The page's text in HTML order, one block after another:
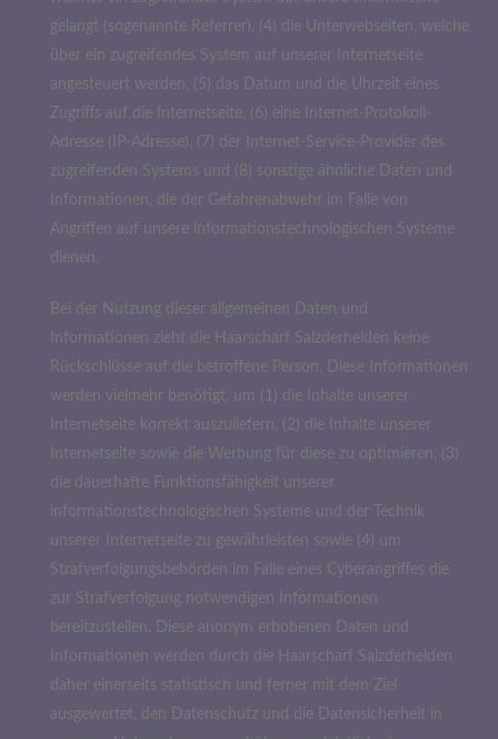
gelangt (sogenannte Referrer), (4) die Unterwebseiten, welche
über ein zugreifendes System auf unserer Internetseite
angesteuert werden, (5) das Datum und die Uhrzeit eines
Zugriffs auf die Internetseite, (6) eine Internet-Protokoll-
Adresse (IP-Adresse), (7) der Internet-Service-Provider des
zugreifenden Systems und (8) sonstige ähnliche Daten und
Informationen, die der Gefahrenabwehr im Falle von
Angriffen auf unsere informationstechnologischen Systeme
dienen.
Bei der Nutzung dieser allgemeinen Daten und
Informationen zieht die Haarscharf Salzderhelden keine
Rückschlüsse auf die betroffene Person. Diese Informationen
werden vielmehr benötigt, um (1) die Inhalte unserer
Internetseite korrekt auszuliefern, (2) die Inhalte unserer
Internetseite sowie die Werbung für diese zu optimieren, (3)
die dauerhafte Funktionsfähigkeit unserer
informationstechnologischen Systeme und der Technik
unserer Internetseite zu gewährleisten sowie (4) um
Strafverfolgungsbehörden im Falle eines Cyberangriffes die
zur Strafverfolgung notwendigen Informationen
bereitzustellen. Diese anonym erhobenen Daten und
Informationen werden durch die Haarscharf Salzderhelden
daher einerseits statistisch und ferner mit dem Ziel
ausgewertet, den Datenschutz und die Datensicherheit in